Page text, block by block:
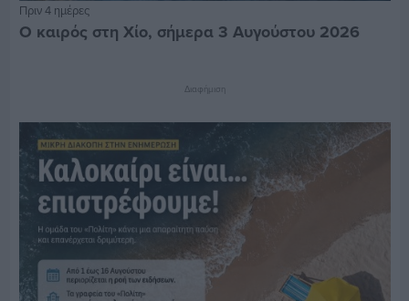
Πριν 4 ημέρες
Ο καιρός στη Χίο, σήμερα 3 Αυγούστου 2026
Διαφήμιση